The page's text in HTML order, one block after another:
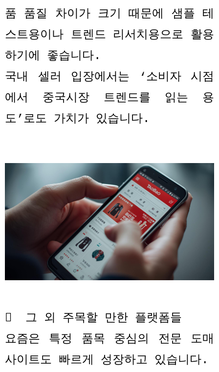
품 품질 차이가 크기 때문에 샘플 테
스트용이나 트렌드 리서치용으로 활용
하기에 좋습니다.
국내 셀러 입장에서는 ‘소비자 시점
에서 중국시장 트렌드를 읽는 용
도’로도 가치가 있습니다.

그 외 주목할 만한 플랫폼들
요즘은 특정 품목 중심의 전문 도매
사이트도 빠르게 성장하고 있습니다.